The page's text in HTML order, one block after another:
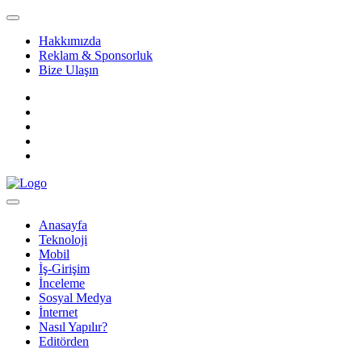
Hakkımızda
Reklam & Sponsorluk
Bize Ulaşın
Anasayfa
Teknoloji
Mobil
İş-Girişim
İnceleme
Sosyal Medya
İnternet
Nasıl Yapılır?
Editörden